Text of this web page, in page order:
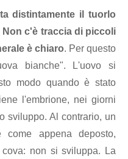
distintamente il tuorlo
c'è traccia di piccoli
è chiaro. Per questo
bianche". L'uovo si
modo quando è stato
l'embrione, nei giorni
sviluppo. Al contrario, un
come appena deposto,
non si sviluppa. La